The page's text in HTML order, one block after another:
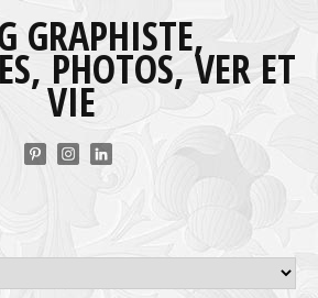
GRAPHISTE,
PHOTOS, VER ET
VIE